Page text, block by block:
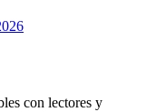
con lectores y